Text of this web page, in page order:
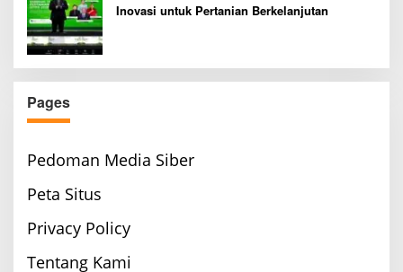
Inovasi untuk Pertanian Berkelanjutan
Pages
Pedoman Media Siber
Peta Situs
Privacy Policy
Tentang Kami